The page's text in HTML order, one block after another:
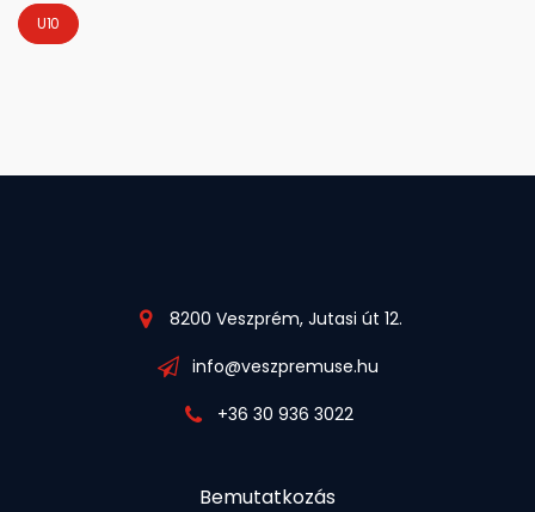
U10
8200 Veszprém, Jutasi út 12.
info@veszpremuse.hu
+36 30 936 3022
Bemutatkozás